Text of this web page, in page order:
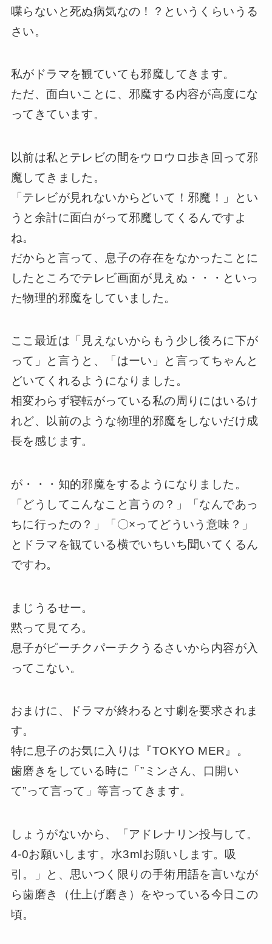
喋らないと死ぬ病気なの！？というくらいうる
さい。
私がドラマを観ていても邪魔してきます。
ただ、面白いことに、邪魔する内容が高度にな
ってきています。
以前は私とテレビの間をウロウロ歩き回って邪
魔してきました。
「テレビが見れないからどいて！邪魔！」とい
うと余計に面白がって邪魔してくるんですよ
ね。
だからと言って、息子の存在をなかったことに
したところでテレビ画面が見えぬ・・・といっ
た物理的邪魔をしていました。
ここ最近は「見えないからもう少し後ろに下が
って」と言うと、「はーい」と言ってちゃんと
どいてくれるようになりました。
相変わらず寝転がっている私の周りにはいるけ
れど、以前のような物理的邪魔をしないだけ成
長を感じます。
が・・・知的邪魔をするようになりました。
「どうしてこんなこと言うの？」「なんであっ
ちに行ったの？」「〇×ってどういう意味？」
とドラマを観ている横でいちいち聞いてくるん
ですわ。
まじうるせー。
黙って見てろ。
息子がピーチクパーチクうるさいから内容が入
ってこない。
おまけに、ドラマが終わると寸劇を要求されま
す。
特に息子のお気に入りは『TOKYO MER』。
歯磨きをしている時に「”ミンさん、口開い
て”って言って」等言ってきます。
しょうがないから、「アドレナリン投与して。
4-0お願いします。水3mlお願いします。吸
引。」と、思いつく限りの手術用語を言いなが
ら歯磨き（仕上げ磨き）をやっている今日この
頃。